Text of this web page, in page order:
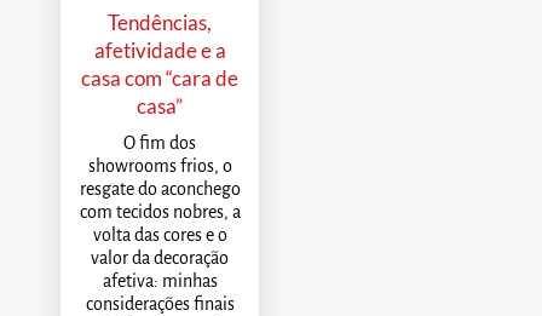
Tendências,
afetividade e a
casa com “cara de
casa”
O fim dos
showrooms frios, o
resgate do aconchego
com tecidos nobres, a
volta das cores e o
valor da decoração
afetiva: minhas
considerações finais